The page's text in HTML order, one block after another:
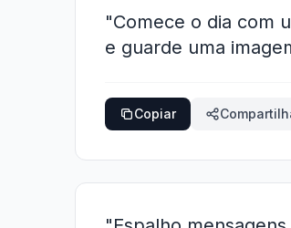
"Comece o dia com
e guarde uma
Copiar